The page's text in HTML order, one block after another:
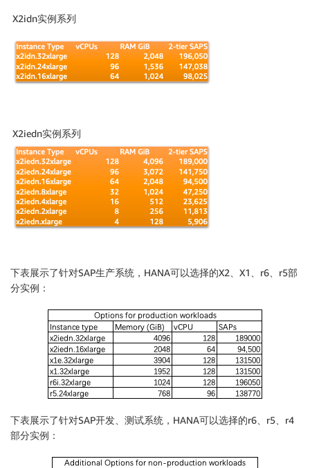
X2idn实例系列
X2iedn实例系列
下表展示了针对SAP生产系统，HANA可以选择的X2、X1、r6、r5部
分实例：
下表展示了针对SAP开发、测试系统，HANA可以选择的r6、r5、r4
部分实例：